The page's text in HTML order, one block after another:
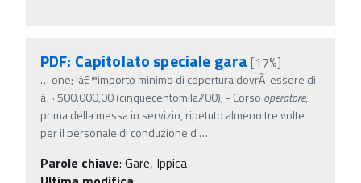
PDF: Capitolato speciale gara [17%]
… one; lâ€™importo minimo di copertura dovrÃ essere di
â‚¬ 500.000,00 (cinquecentomila//00); - Corso operatore,
prima della messa in servizio, ripetuto almeno tre volte
per il personale di conduzione d …
Parole chiave: Gare, Ippica